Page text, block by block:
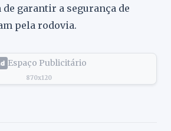
garantir a segurança de
pela rodovia.
Espaço Publicitário
870x120